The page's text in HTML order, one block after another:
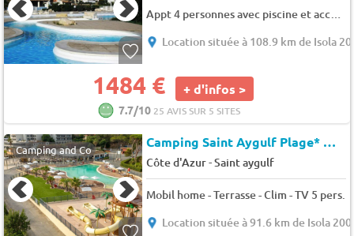
Appt 4 personnes avec piscine et accès direct à la plage aux marines de Gassin - 4 pers. - 30m2 - clim - TV - Animaux admis
Location située à 108.9 km de Isola
1484 € + d'infos >
7.7/10 25 AVIS SUR 5 SITES
Camping and Co Camping Saint Aygulf Plage*
Côte d'Azur-Saint aygulf
Mobil home - Terrasse - Clim - TV 5 pers.
Location située à 91.6 km de Isola